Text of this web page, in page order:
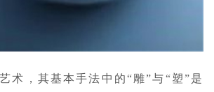
术，其基本手法中的“雕”与“塑”是